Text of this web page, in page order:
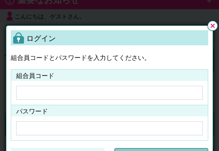
こんにちは、ゲストさん。
よくある質問
ログイン
チケット マイページ
ログイン
組合員コードとパスワードを入力してください。
組合員コード
パスワード